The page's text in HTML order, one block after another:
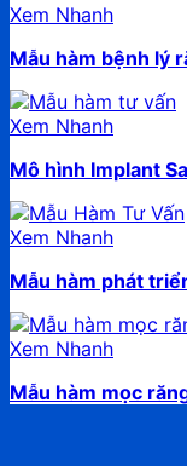
Xem Nhanh
Mẫu hàm bệnh lý
Xem Nhanh
Mô hình Implant
Xem Nhanh
Mẫu hàm phát
Xem Nhanh
Mẫu hàm mọc